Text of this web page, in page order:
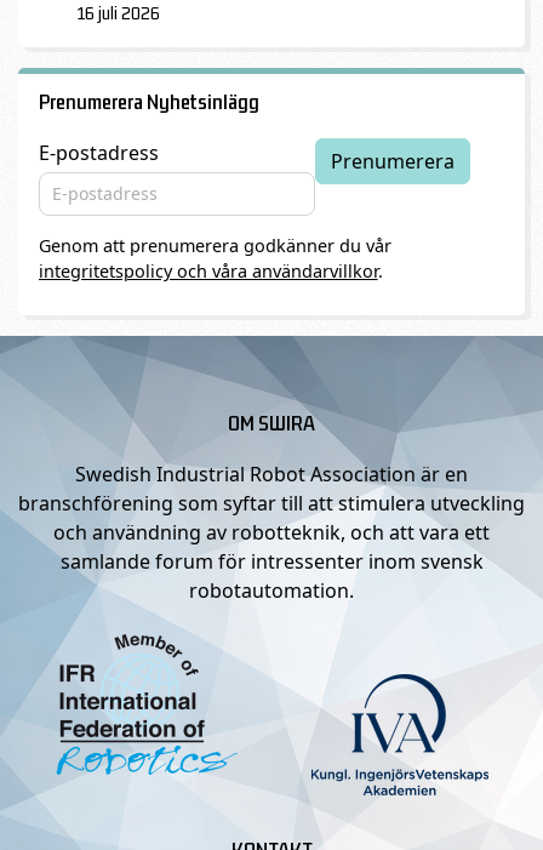
16 juli 2026
Prenumerera Nyhetsinlägg
E-postadress
Genom att prenumerera godkänner du vår
integritetspolicy och våra användarvillkor.
OM SWIRA
Swedish Industrial Robot Association är en
branschförening som syftar till att stimulera utveckling
och användning av robotteknik, och att vara ett
samlande forum för intressenter inom svensk
robotautomation.